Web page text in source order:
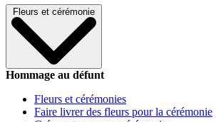
Fleurs et cérémonie
Hommage au défunt
Fleurs et cérémonies
Faire livrer des fleurs pour la cérémonie